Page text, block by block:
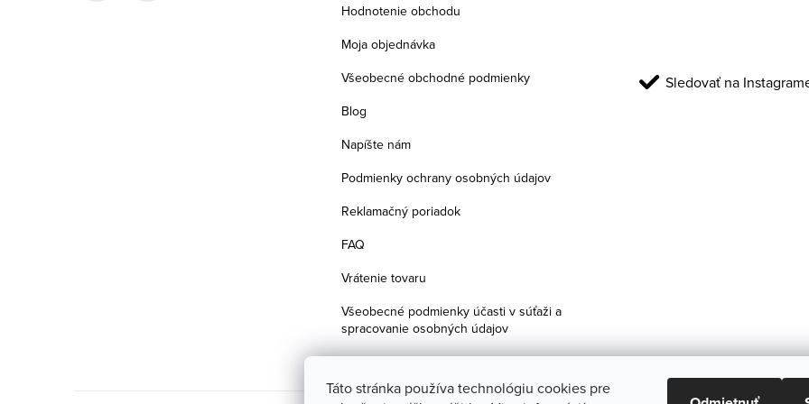
Táto stránka používa technológiu cookies pre
Hodnotenie obchodu
Moja objednávka
Všeobecné obchodné podmienky
Blog
Napíšte nám
Podmienky ochrany osobných údajov
Reklamačný poriadok
FAQ
Vrátenie tovaru
Všeobecné podmienky účasti v súťaži a
spracovanie osobných údajov
Sledovať na